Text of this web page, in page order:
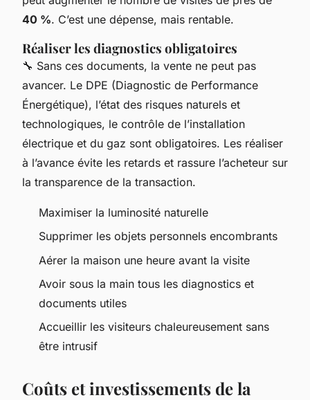
40 %. C’est une dépense, mais rentable.
Réaliser les diagnostics obligatoires
🔧 Sans ces documents, la vente ne peut pas
avancer. Le DPE (Diagnostic de Performance
Énergétique), l’état des risques naturels et
technologiques, le contrôle de l’installation
électrique et du gaz sont obligatoires. Les réaliser
à l’avance évite les retards et rassure l’acheteur sur
la transparence de la transaction.
Maximiser la luminosité naturelle
Supprimer les objets personnels encombrants
Aérer la maison une heure avant la visite
Avoir sous la main tous les diagnostics et
documents utiles
Accueillir les visiteurs chaleureusement sans
être intrusif
Coûts et investissements de la